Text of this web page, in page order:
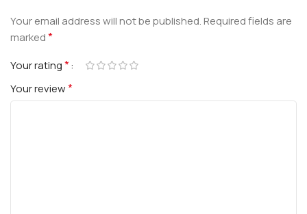
Your email address will not be published.Required fields are
marked*
Your rating*
Your review*